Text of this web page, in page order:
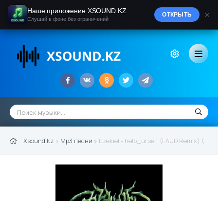
Xsound.kz » Mp3 песни » Ezekiel - help_urself (LAUD Remix) (2022)
Наше приложение XSOUND.KZ
Слушай в фоне без ограничений
ОТКРЫТЬ ×